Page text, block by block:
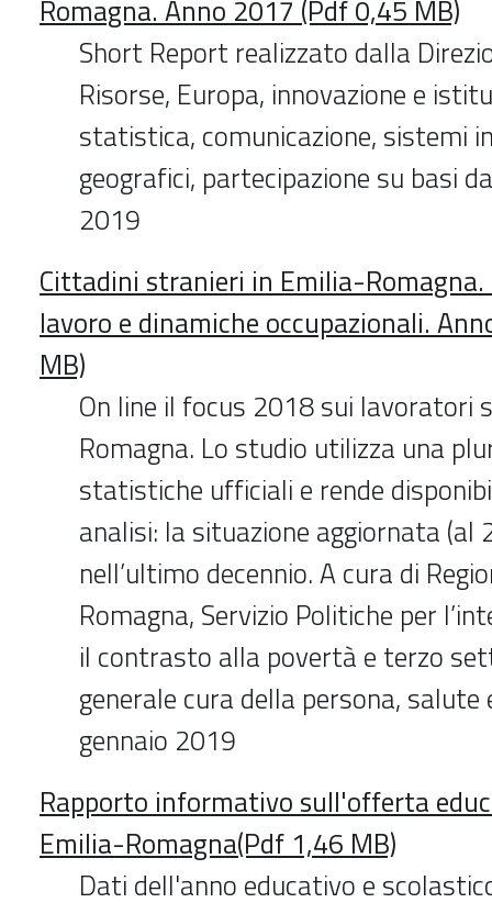
Romagna. Anno 2017 (Pdf 0,45 MB)
Short Report realizzato dalla
Risorse, Europa, innovazione e
statistica, comunicazione, sistemi
geografici, partecipazione su basi
2019
Cittadini stranieri in Emilia-
lavoro e dinamiche occupazionali.
MB)
On line il focus 2018 sui lavoratori
Romagna. Lo studio utilizza una
statistiche ufficiali e rende
analisi: la situazione aggiornata (al
nell’ultimo decennio. A cura di
Romagna, Servizio Politiche per
il contrasto alla povertà e terzo
generale cura della persona,
gennaio 2019
Rapporto informativo sull'offerta
Emilia-Romagna(Pdf 1,46 MB)
Dati dell'anno educativo e